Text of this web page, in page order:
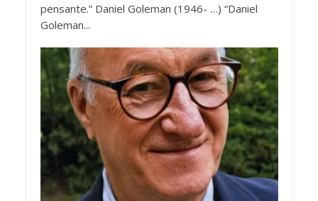
pensante.” Daniel Goleman (1946- …) “Daniel
Goleman...